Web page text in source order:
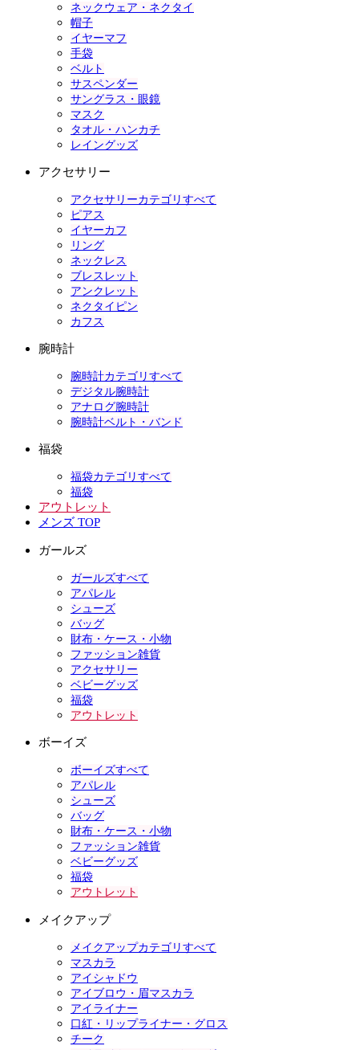
ネックウェア・ネクタイ
帽子
イヤーマフ
手袋
ベルト
サスペンダー
サングラス・眼鏡
マスク
タオル・ハンカチ
レイングッズ
アクセサリー
アクセサリーカテゴリすべて
ピアス
イヤーカフ
リング
ネックレス
ブレスレット
アンクレット
ネクタイピン
カフス
腕時計
腕時計カテゴリすべて
デジタル腕時計
アナログ腕時計
腕時計ベルト・バンド
福袋
福袋カテゴリすべて
福袋
アウトレット
メンズ TOP
ガールズ
ガールズすべて
アパレル
シューズ
バッグ
財布・ケース・小物
ファッション雑貨
アクセサリー
ベビーグッズ
福袋
アウトレット
ボーイズ
ボーイズすべて
アパレル
シューズ
バッグ
財布・ケース・小物
ファッション雑貨
ベビーグッズ
福袋
アウトレット
メイクアップ
メイクアップカテゴリすべて
マスカラ
アイシャドウ
アイブロウ・眉マスカラ
アイライナー
口紅・リップライナー・グロス
チーク